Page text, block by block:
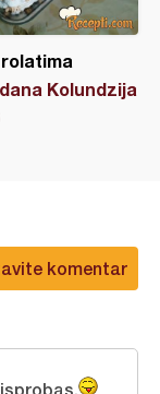
Kolundzija
komentar